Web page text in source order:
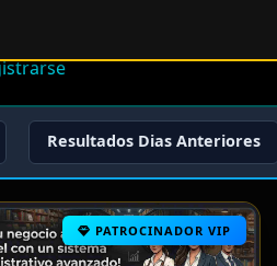
Resultados Dias Anteriores
PATROCINADOR VIP